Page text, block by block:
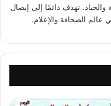
والحياد. تهدف دائمًا إلى إيصال
عالم الصحافة والإعلام.